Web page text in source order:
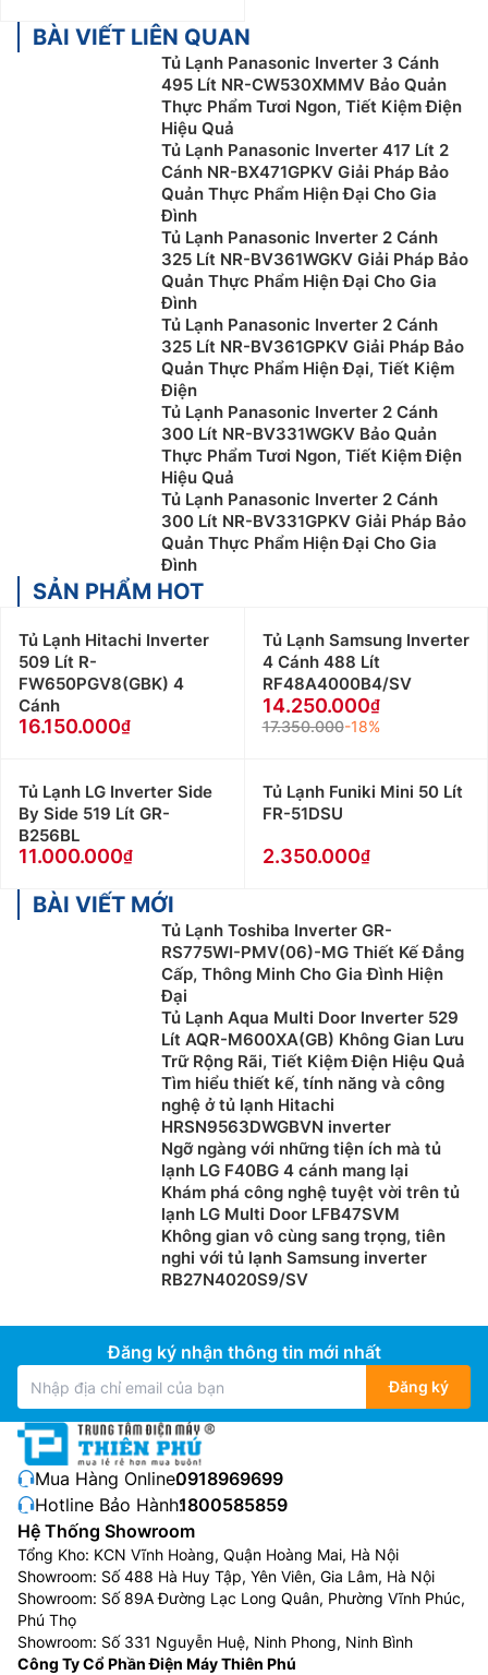
BÀI VIẾT LIÊN QUAN
Tủ Lạnh Panasonic Inverter 3 Cánh
495 Lít NR-CW530XMMV Bảo Quản
Thực Phẩm Tươi Ngon, Tiết Kiệm Điện
Hiệu Quả
Tủ Lạnh Panasonic Inverter 417 Lít 2
Cánh NR-BX471GPKV Giải Pháp Bảo
Quản Thực Phẩm Hiện Đại Cho Gia
Đình
Tủ Lạnh Panasonic Inverter 2 Cánh
325 Lít NR-BV361WGKV Giải Pháp Bảo
Quản Thực Phẩm Hiện Đại Cho Gia
Đình
Tủ Lạnh Panasonic Inverter 2 Cánh
325 Lít NR-BV361GPKV Giải Pháp Bảo
Quản Thực Phẩm Hiện Đại, Tiết Kiệm
Điện
Tủ Lạnh Panasonic Inverter 2 Cánh
300 Lít NR-BV331WGKV Bảo Quản
Thực Phẩm Tươi Ngon, Tiết Kiệm Điện
Hiệu Quả
Tủ Lạnh Panasonic Inverter 2 Cánh
300 Lít NR-BV331GPKV Giải Pháp Bảo
Quản Thực Phẩm Hiện Đại Cho Gia
Đình
SẢN PHẨM HOT
Tủ Lạnh Hitachi Inverter
509 Lít R-
FW650PGV8(GBK) 4
Cánh
16.150.000
Tủ Lạnh Samsung Inverter
4 Cánh 488 Lít
RF48A4000B4/SV
14.250.000
17.350.000-18%
Tủ Lạnh LG Inverter Side
By Side 519 Lít GR-
B256BL
11.000.000
Tủ Lạnh Funiki Mini 50 Lít
FR-51DSU
2.350.000
BÀI VIẾT MỚI
Tủ Lạnh Toshiba Inverter GR-
RS775WI-PMV(06)-MG Thiết Kế Đẳng
Cấp, Thông Minh Cho Gia Đình Hiện
Đại
Tủ Lạnh Aqua Multi Door Inverter 529
Lít AQR-M600XA(GB) Không Gian Lưu
Trữ Rộng Rãi, Tiết Kiệm Điện Hiệu Quả
Tìm hiểu thiết kế, tính năng và công
nghệ ở tủ lạnh Hitachi
HRSN9563DWGBVN inverter
Ngỡ ngàng với những tiện ích mà tủ
lạnh LG F40BG 4 cánh mang lại
Khám phá công nghệ tuyệt vời trên tủ
lạnh LG Multi Door LFB47SVM
Không gian vô cùng sang trọng, tiên
nghi với tủ lạnh Samsung inverter
RB27N4020S9/SV
Đăng ký nhận thông tin mới nhất
Đăng ký
Mua Hàng Online:0918969699
Hotline Bảo Hành:1800585859
Hệ Thống Showroom
Tổng Kho: KCN Vĩnh Hoàng, Quận Hoàng Mai, Hà Nội
Showroom: Số 488 Hà Huy Tập, Yên Viên, Gia Lâm, Hà Nội
Showroom: Số 89A Đường Lạc Long Quân, Phường Vĩnh Phúc,
Phú Thọ
Showroom: Số 331 Nguyễn Huệ, Ninh Phong, Ninh Bình
Công Ty Cổ Phần Điện Máy Thiên Phú